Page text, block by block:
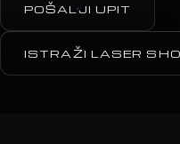
POŠALJI UPIT
ISTRAŽI LASER